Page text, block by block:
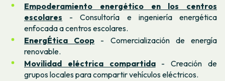
Empoderamiento energético en los centros
escolares - Consultoría e ingeniería energética
enfocada a centros escolares.
EnergÉtica Coop - Comercialización de energía
renovable.
Movilidad eléctrica compartida- Creación de
grupos locales para compartir vehículos eléctricos.